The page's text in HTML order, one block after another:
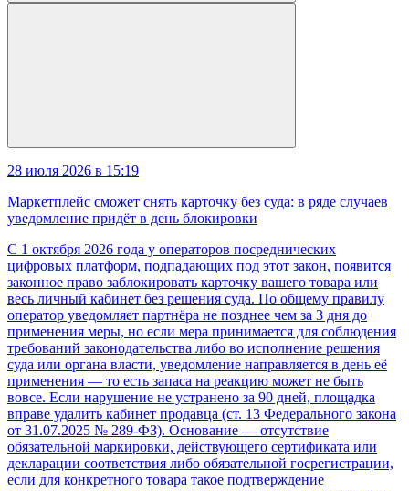
28 июля 2026 в 15:19
Маркетплейс сможет снять карточку без суда: в ряде случаев
уведомление придёт в день блокировки
С 1 октября 2026 года у операторов посреднических
цифровых платформ, подпадающих под этот закон, появится
законное право заблокировать карточку вашего товара или
весь личный кабинет без решения суда. По общему правилу
оператор уведомляет партнёра не позднее чем за 3 дня до
применения меры, но если мера принимается для соблюдения
требований законодательства либо во исполнение решения
суда или органа власти, уведомление направляется в день её
применения — то есть запаса на реакцию может не быть
вовсе. Если нарушение не устранено за 90 дней, площадка
вправе удалить кабинет продавца (ст. 13 Федерального закона
от 31.07.2025 № 289-ФЗ). Основание — отсутствие
обязательной маркировки, действующего сертификата или
декларации соответствия либо обязательной госрегистрации,
если для конкретного товара такое подтверждение